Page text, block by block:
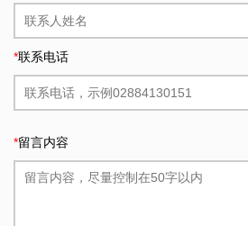
*联系电话
*留言内容